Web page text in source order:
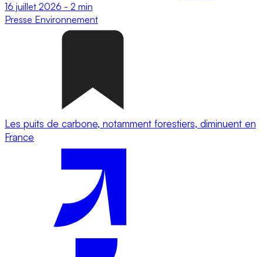
16 juillet 2026 - 2 min
Presse Environnement
Les puits de carbone, notamment forestiers, diminuent en
France